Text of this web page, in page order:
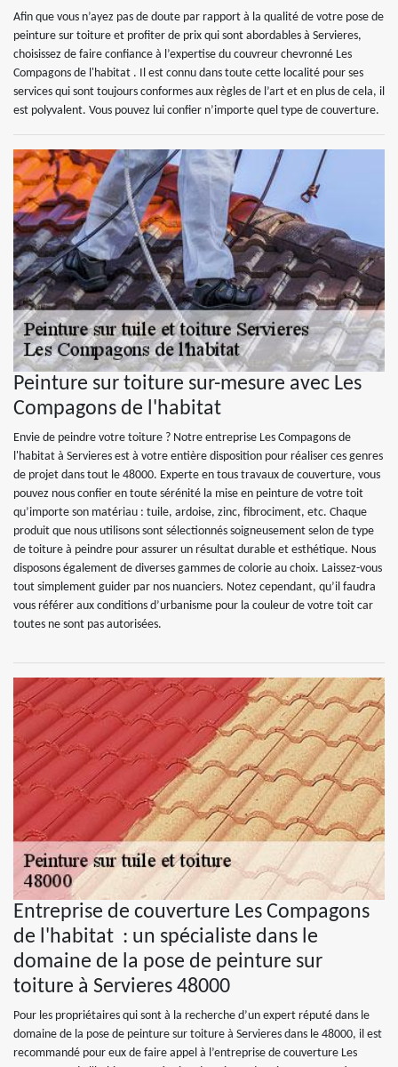
Afin que vous n’ayez pas de doute par rapport à la qualité de votre pose de
peinture sur toiture et profiter de prix qui sont abordables à Servieres,
choisissez de faire confiance à l’expertise du couvreur chevronné Les
Compagons de l'habitat . Il est connu dans toute cette localité pour ses
services qui sont toujours conformes aux règles de l’art et en plus de cela, il
est polyvalent. Vous pouvez lui confier n’importe quel type de couverture.
Peinture sur toiture sur-mesure avec Les
Compagons de l'habitat
Envie de peindre votre toiture ? Notre entreprise Les Compagons de
l'habitat à Servieres est à votre entière disposition pour réaliser ces genres
de projet dans tout le 48000. Experte en tous travaux de couverture, vous
pouvez nous confier en toute sérénité la mise en peinture de votre toit
qu’importe son matériau : tuile, ardoise, zinc, fibrociment, etc. Chaque
produit que nous utilisons sont sélectionnés soigneusement selon de type
de toiture à peindre pour assurer un résultat durable et esthétique. Nous
disposons également de diverses gammes de colorie au choix. Laissez-vous
tout simplement guider par nos nuanciers. Notez cependant, qu’il faudra
vous référer aux conditions d’urbanisme pour la couleur de votre toit car
toutes ne sont pas autorisées.
Entreprise de couverture Les Compagons
de l'habitat : un spécialiste dans le
domaine de la pose de peinture sur
toiture à Servieres 48000
Pour les propriétaires qui sont à la recherche d’un expert réputé dans le
domaine de la pose de peinture sur toiture à Servieres dans le 48000, il est
recommandé pour eux de faire appel à l’entreprise de couverture Les